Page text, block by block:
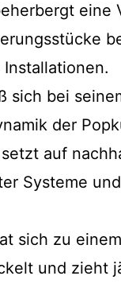
eine
sich bei
der
auf
Systeme
sich zu
und zieht